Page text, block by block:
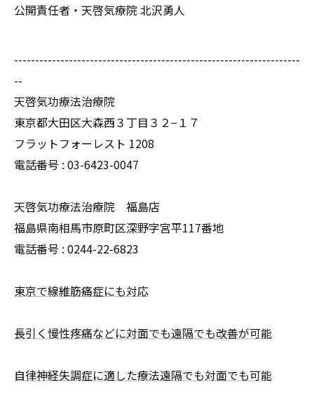
公開責任者・天啓気療院 北沢勇人
--------------------------------------------------------------------
--
天啓気功療法治療院
東京都大田区大森西３丁目３２−１７
フラットフォーレスト 1208
電話番号 : 03-6423-0047
天啓気功療法治療院 福島店
福島県南相馬市原町区深野字宮平117番地
電話番号 : 0244-22-6823
東京で線維筋痛症にも対応
長引く慢性疼痛などに対面でも遠隔でも改善が可能
自律神経失調症に適した療法遠隔でも対面でも可能